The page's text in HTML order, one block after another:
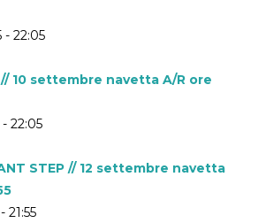
- 22:05
// 10 settembre navetta A/R ore
22:05
STEP // 12 settembre navetta
21:55